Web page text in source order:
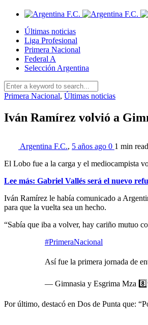
Últimas noticias
Liga Profesional
Primera Nacional
Federal A
Selección Argentina
Primera Nacional, Últimas noticias
Iván Ramírez volvió a
Argentina F.C., 5 años ago 0 1 min read
El Lobo fue a la carga y el mediocampista
Lee más: Gabriel Vallés será el nuevo
Iván Ramírez le había comunicado a
para que la vuelta sea un hecho.
“Sabía que iba a volver, hay cariño mutuo
#PrimeraNacional
Así fue la primera jornada de
— Gimnasia y Esgrima Mza
Por último, destacó en Dos de Punta que: